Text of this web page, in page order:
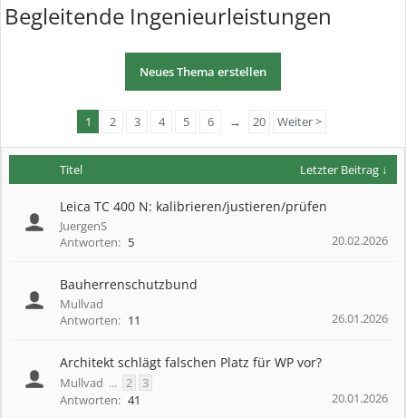
Begleitende Ingenieurleistungen
Neues Thema erstellen
1 2 3 4 5 6 → 20 Weiter >
Titel Letzter Beitrag ↓
Leica TC 400 N: kalibrieren/justieren/prüfen
JuergenS
Antworten: 5 20.02.2026
Bauherrenschutzbund
Mullvad
Antworten: 11 26.01.2026
Architekt schlägt falschen Platz für WP vor?
Mullvad ... 2
3
Antworten: 41 20.01.2026